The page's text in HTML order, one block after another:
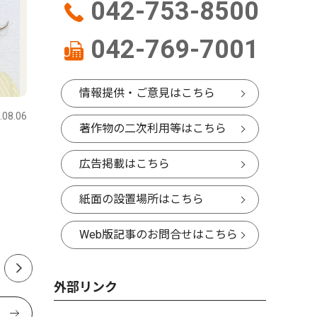
スポーツ
さがみはら中央区・緑区 2026.08.06
ＳＣ相模原氷川神社で必勝祈
展 見上
8/1〜8/
042-753-8500
042-769-7001
情報提供・ご意見はこちら
著作物の二次利用等はこちら
広告掲載はこちら
紙面の設置場所はこちら
Web版記事のお問合せはこちら
外部リンク